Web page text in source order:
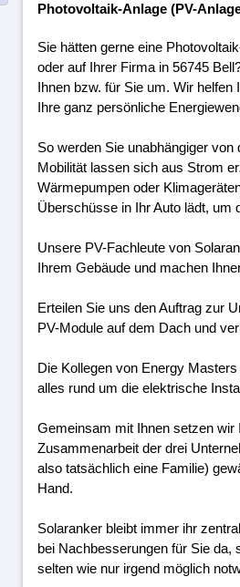
Photovoltaik-Anlage (PV-
Sie hätten gerne eine
oder auf Ihrer Firma in 56745
Ihnen bzw. für Sie um. Wir
Ihre ganz persönliche
So werden Sie unabhängiger
Mobilität lassen sich aus Strom
Wärmepumpen oder
Überschüsse in Ihr Auto lädt, um
Unsere PV-Fachleute von
Ihrem Gebäude und machen
Erteilen Sie uns den Auftrag zur
PV-Module auf dem Dach und
Die Kollegen von Energy
alles rund um die elektrische
Gemeinsam mit Ihnen setzen wir
Zusammenarbeit der drei
also tatsächlich eine Familie)
Hand.
Solaranker bleibt immer ihr
bei Nachbesserungen für Sie da,
selten wie nur irgend möglich